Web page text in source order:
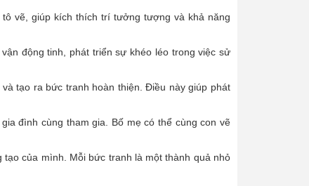
vẽ, giúp kích thích trí tưởng tượng và khả năng
động tinh, phát triển sự khéo léo trong việc sử
tạo ra bức tranh hoàn thiện. Điều này giúp phát
đình cùng tham gia. Bố mẹ có thể cùng con vẽ
của mình. Mỗi bức tranh là một thành quả nhỏ